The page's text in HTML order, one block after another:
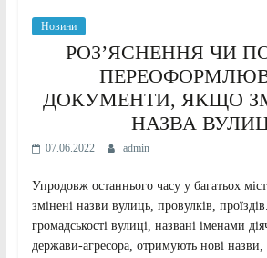
Новини
РОЗ’ЯСНЕННЯ ЧИ
ДОКУМЕНТИ, ЯКЩО
НАЗВА
07.06.2022 admin
Упродовж останнього часу у багатьох
змінені назви вулиць, провулків,
громадськості вулиці, названі іменами
держави-агресора, отримують нові назви,